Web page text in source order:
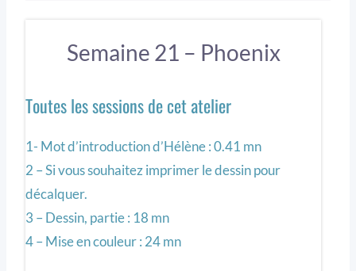
Semaine 21 – Phoenix
Toutes les sessions de cet atelier
1- Mot d’introduction d’Hélène : 0.41 mn
2 – Si vous souhaitez imprimer le dessin pour
décalquer.
3 – Dessin, partie : 18 mn
4 – Mise en couleur : 24 mn